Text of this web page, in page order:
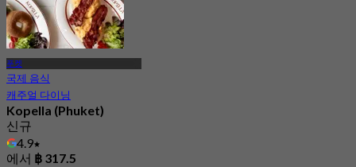
푸켓
국제 음식
캐주얼 다이닝
Kopella (Phuket)
신규
4.9
에서 ฿ 317.5